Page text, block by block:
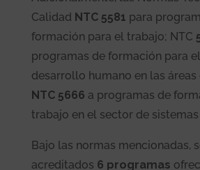
Calidad NTC 5581 para
formación para el trabajo; NTC
programas de formación para
desarrollo humano en las áreas
NTC 5666 a programas de
trabajo en el sector de
Bajo las normas mencionadas,
acreditados 6 programas